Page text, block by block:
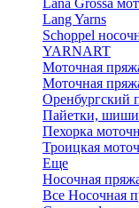
Lang Yarns
Schoppel
YARNART
Моточная
Моточная
Оренбургский
Пайетки,
Пехорка
Троицкая
Еще
Носочная
Все Носочная